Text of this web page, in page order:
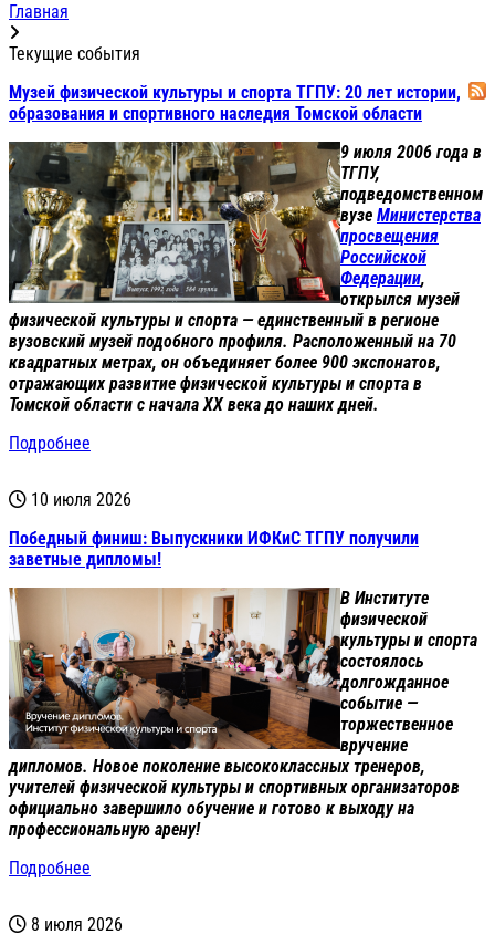
Главная
Текущие события
Музей физической культуры и спорта ТГПУ: 20 лет истории,
образования и спортивного наследия Томской области
9 июля 2006 года в
ТГПУ,
подведомственном
вузе Министерства
просвещения
Российской
Федерации,
открылся музей
физической культуры и спорта — единственный в регионе
вузовский музей подобного профиля. Расположенный на 70
квадратных метрах, он объединяет более 900 экспонатов,
отражающих развитие физической культуры и спорта в
Томской области с начала XX века до наших дней.
Подробнее
10 июля 2026
Победный финиш: Выпускники ИФКиС ТГПУ получили
заветные дипломы!
В Институте
физической
культуры и спорта
состоялось
долгожданное
событие —
торжественное
вручение
дипломов. Новое поколение высококлассных тренеров,
учителей физической культуры и спортивных организаторов
официально завершило обучение и готово к выходу на
профессиональную арену!
Подробнее
8 июля 2026